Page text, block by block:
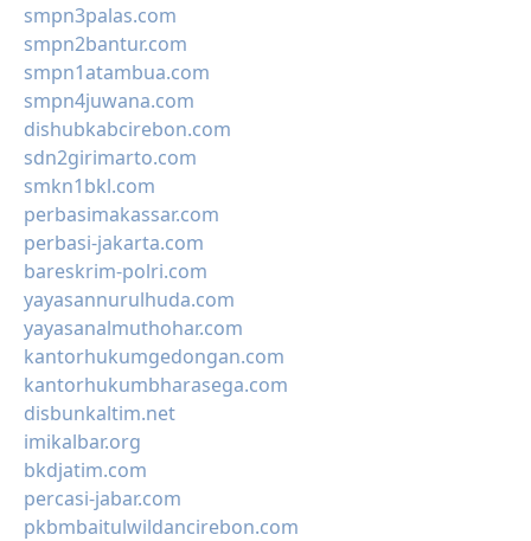
smpn3palas.com
smpn2bantur.com
smpn1atambua.com
smpn4juwana.com
dishubkabcirebon.com
sdn2girimarto.com
smkn1bkl.com
perbasimakassar.com
perbasi-jakarta.com
bareskrim-polri.com
yayasannurulhuda.com
yayasanalmuthohar.com
kantorhukumgedongan.com
kantorhukumbharasega.com
disbunkaltim.net
imikalbar.org
bkdjatim.com
percasi-jabar.com
pkbmbaitulwildancirebon.com